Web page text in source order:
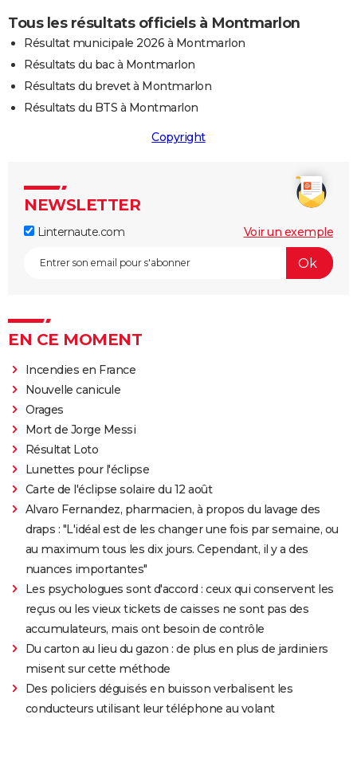
Tous les résultats officiels à Montmarlon
Résultat municipale 2026 à Montmarlon
Résultats du bac à Montmarlon
Résultats du brevet à Montmarlon
Résultats du BTS à Montmarlon
Copyright
NEWSLETTER
Linternaute.com Voir un exemple
EN CE MOMENT
Incendies en France
Nouvelle canicule
Orages
Mort de Jorge Messi
Résultat Loto
Lunettes pour l'éclipse
Carte de l'éclipse solaire du 12 août
Alvaro Fernandez, pharmacien, à propos du lavage des
draps : "L'idéal est de les changer une fois par semaine, ou
au maximum tous les dix jours. Cependant, il y a des
nuances importantes"
Les psychologues sont d'accord : ceux qui conservent les
reçus ou les vieux tickets de caisses ne sont pas des
accumulateurs, mais ont besoin de contrôle
Du carton au lieu du gazon : de plus en plus de jardiniers
misent sur cette méthode
Des policiers déguisés en buisson verbalisent les
conducteurs utilisant leur téléphone au volant